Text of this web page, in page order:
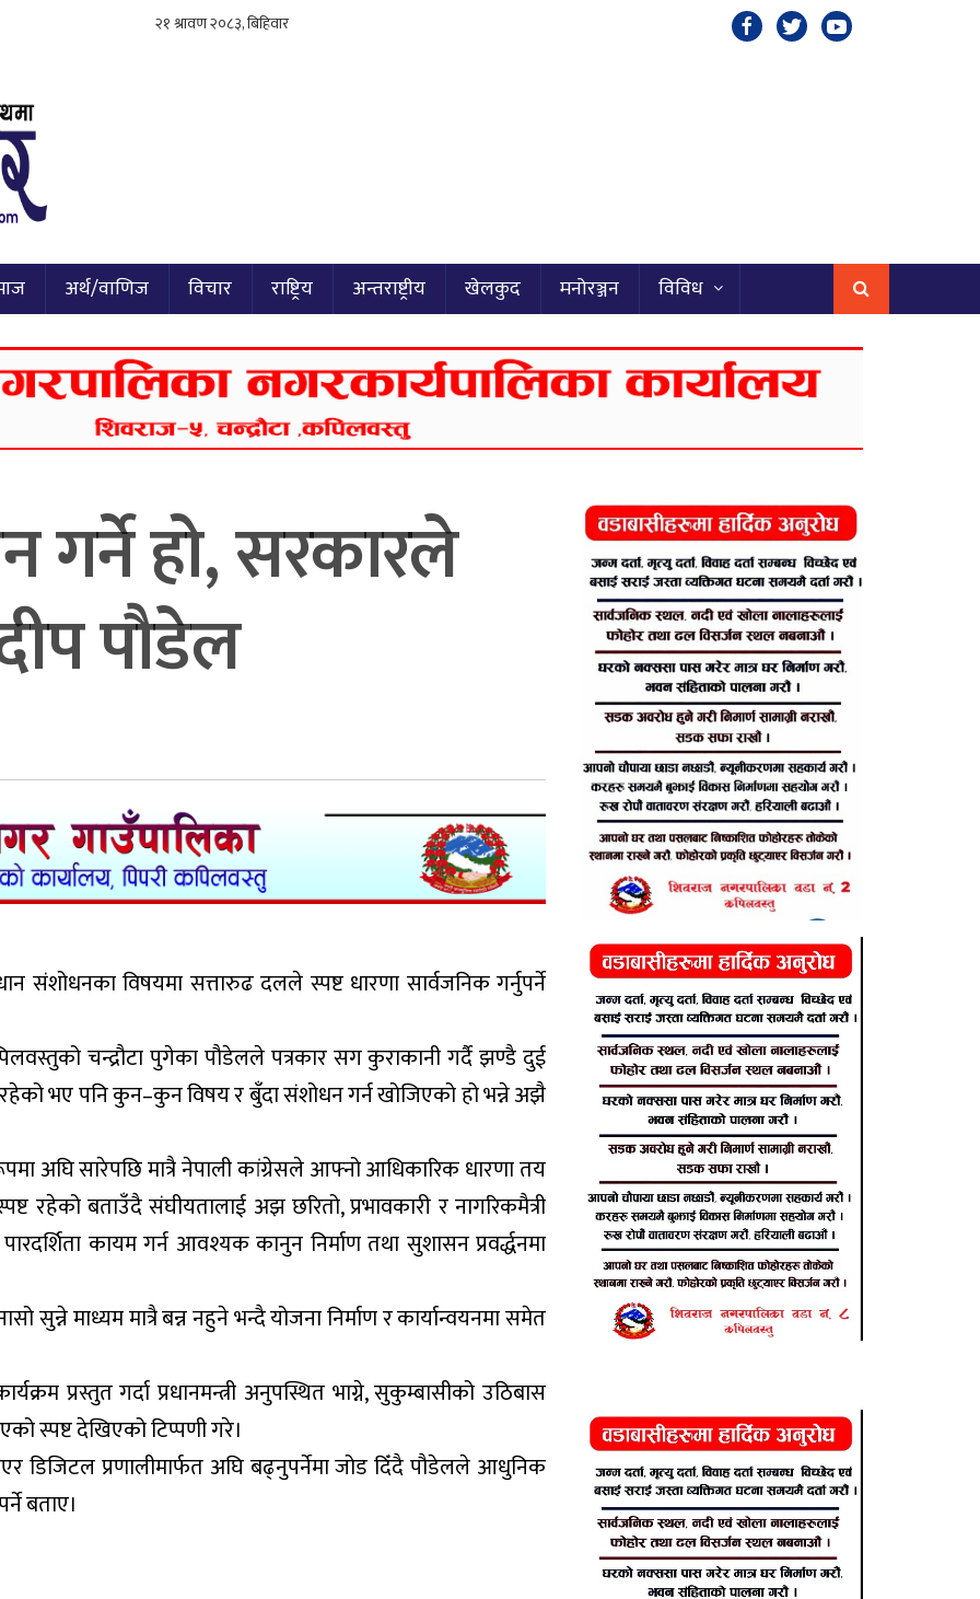
अर्थ/वाणिज विचार राष्ट्रिय अन्तराष्ट्रीय खेलकुद मनोरञ्जन विविध
हो, सरकारले
पौडेल
संशोधनका विषयमा सत्तारुढ दलले स्पष्ट धारणा सार्वजनिक गर्नुपर्ने
चन्द्रौटा पुगेका पौडेलले पत्रकार सग कुराकानी गर्दै झण्डै दुई
भए पनि कुन–कुन विषय र बुँदा संशोधन गर्न खोजिएको हो भन्ने अझै
अघि सारेपछि मात्रै नेपाली कांग्रेसले आफ्नो आधिकारिक धारणा तय
रहेको बताउँदै संघीयतालाई अझ छरितो, प्रभावकारी र नागरिकमैत्री
कायम गर्न आवश्यक कानुन निर्माण तथा सुशासन प्रवर्द्धनमा
माध्यम मात्रै बन्न नहुने भन्दै योजना निर्माण र कार्यान्वयनमा समेत
प्रस्तुत गर्दा प्रधानमन्त्री अनुपस्थित भाग्ने, सुकुम्बासीको उठिबास
स्पष्ट देखिएको टिप्पणी गरे।
डिजिटल प्रणालीमार्फत अघि बढ्नुपर्नेमा जोड दिँदै पौडेलले आधुनिक
बताए।